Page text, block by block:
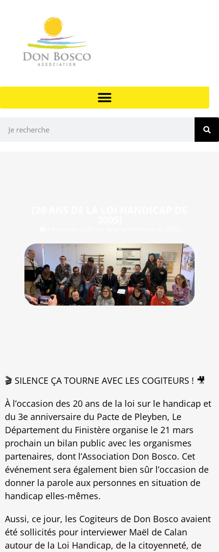
🎬 SILENCE ÇA TOURNE AVEC LES COGITEURS ! 🎥
À l’occasion des 20 ans de la loi sur le handicap et
du 3e anniversaire du Pacte de Pleyben, Le
Département du Finistère organise le 21 mars
prochain un bilan public avec les organismes
partenaires, dont l’Association Don Bosco. Cet
événement sera également bien sûr l’occasion de
donner la parole aux personnes en situation de
handicap elles-mêmes.
Aussi, ce jour, les Cogiteurs de Don Bosco avaient
été sollicités pour interviewer Maël de Calan
autour de la Loi Handicap, de la citoyenneté, de